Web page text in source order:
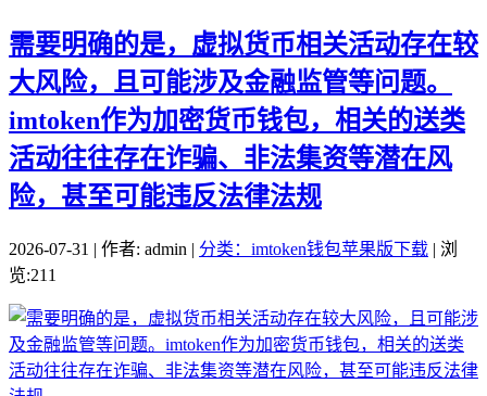
需要明确的是，虚拟货币相关活动存在较
大风险，且可能涉及金融监管等问题。
imtoken作为加密货币钱包，相关的送类
活动往往存在诈骗、非法集资等潜在风
险，甚至可能违反法律法规
2026-07-31 | 作者: admin | 分类：imtoken钱包苹果版下载 | 浏
览:211